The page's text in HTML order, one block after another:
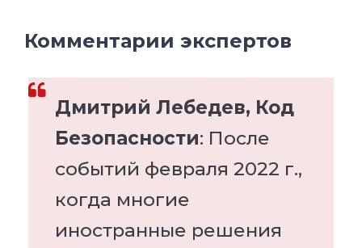
Комментарии экспертов
Дмитрий Лебедев, Код
Безопасности: После
событий февраля 2022 г.,
когда многие
иностранные решения